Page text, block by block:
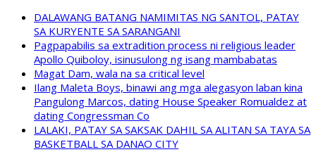
DALAWANG BATANG NAMIMITAS NG SANTOL, PATAY
SA KURYENTE SA SARANGANI
Pagpapabilis sa extradition process ni religious leader
Apollo Quiboloy, isinusulong ng isang mambabatas
Magat Dam, wala na sa critical level
Ilang Maleta Boys, binawi ang mga alegasyon laban kina
Pangulong Marcos, dating House Speaker Romualdez at
dating Congressman Co
LALAKI, PATAY SA SAKSAK DAHIL SA ALITAN SA TAYA SA
BASKETBALL SA DANAO CITY